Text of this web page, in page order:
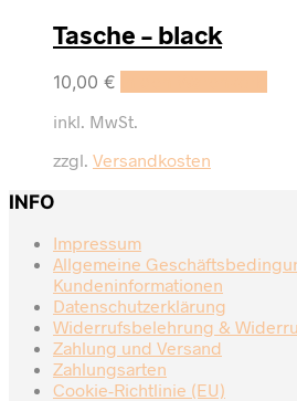
Tasche – black
10,00 €
inkl. MwSt.
zzgl. Versandkosten
INFO
Impressum
Allgemeine
Kundeninformationen
Datenschutzerklärung
Widerrufsbelehrung &
Zahlung und Versand
Zahlungsarten
Cookie-Richtlinie (EU)